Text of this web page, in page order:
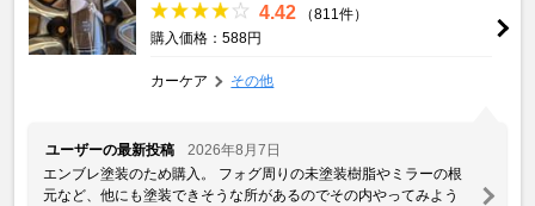
4.42
（811件）
購入価格：588円
カーケア その他
ユーザーの最新投稿
2026年8月7日
エンブレ塗装のため購入。 フォグ周りの未塗装樹脂やミラーの根
元など、他にも塗装できそうな所があるのでその内やってみよう